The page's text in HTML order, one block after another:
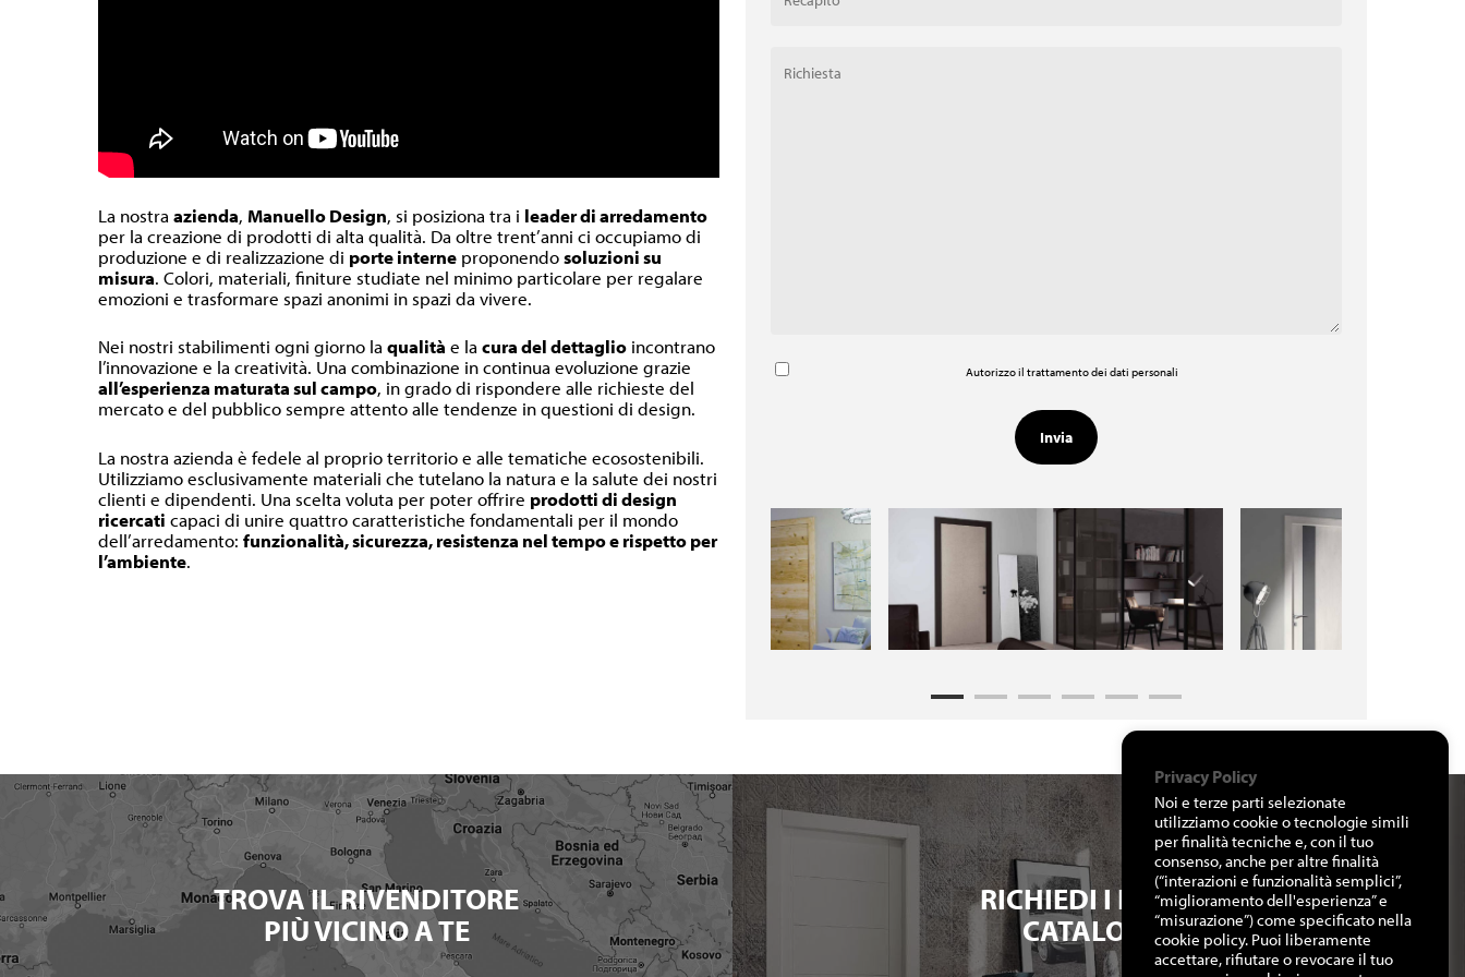
La nostraazienda, Manuello Design, si posiziona tra i leader di arredamento
per la creazione di prodotti di alta qualità. Da oltre trent’anni ci occupiamo di
produzione e di realizzazione di porte interne proponendosoluzioni su
misura. Colori, materiali, finiture studiate nel minimo particolare per regalare
emozioni e trasformare spazi anonimi in spazi da vivere.
Nei nostri stabilimenti ogni giorno laqualità e lacura del dettaglio incontrano
l’innovazione e la creatività. Una combinazione in continua evoluzione grazie
all’esperienza maturata sul campo, in grado di rispondere alle richieste del
mercato e del pubblico sempre attento alle tendenze in questioni di design.
La nostra azienda è fedele al proprio territorio e alle tematiche ecosostenibili.
Utilizziamo esclusivamente materiali che tutelano la natura e la salute dei nostri
clienti e dipendenti. Una scelta voluta per poter offrire prodotti di design
ricercati capaci di unire quattro caratteristiche fondamentali per il mondo
dell’arredamento:funzionalità, sicurezza, resistenza nel tempo e rispetto per
l’ambiente.
Autorizzo il trattamento dei dati personali
TROVA IL RIVENDITORE
PIÙ VICINO A TE
RICHIEDI I NOSTRI
CATALOGHI
Privacy Policy
Noi e terze parti selezionate
utilizziamo cookie o tecnologie simili
per finalità tecniche e, con il tuo
consenso, anche per altre finalità
(“interazioni e funzionalità semplici”,
“miglioramento dell'esperienza” e
“misurazione”) come specificato nella
cookie policy. Puoi liberamente
accettare, rifiutare o revocare il tuo